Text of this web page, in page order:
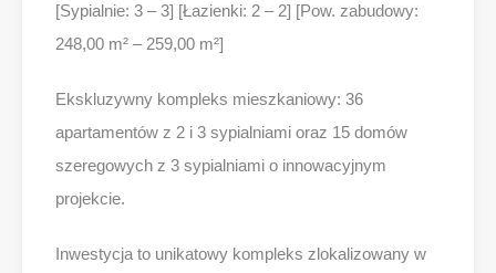
[Sypialnie: 3 – 3] [Łazienki: 2 – 2] [Pow. zabudowy:
248,00 m² – 259,00 m²]
Ekskluzywny kompleks mieszkaniowy: 36
apartamentów z 2 i 3 sypialniami oraz 15 domów
szeregowych z 3 sypialniami o innowacyjnym
projekcie.
Inwestycja to unikatowy kompleks zlokalizowany w